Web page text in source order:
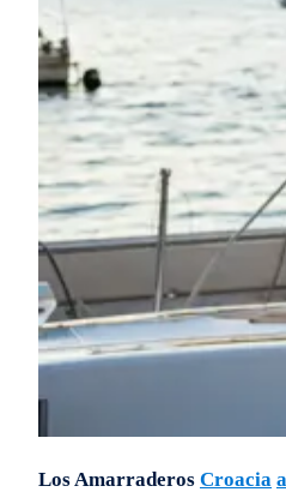
Los Amarraderos Croacia